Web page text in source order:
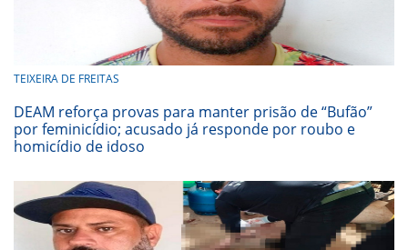
TEIXEIRA DE FREITAS
DEAM reforça provas para manter prisão de “Bufão”
por feminicídio; acusado já responde por roubo e
homicídio de idoso